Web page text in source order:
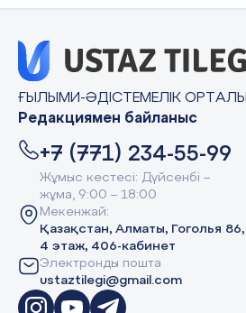
ҒЫЛЫМИ-ӘДІСТЕМЕЛІК
Редакциямен байланыс
+7 (771) 234-55-99
Жұмыс кестесі: Дүйсенбі –
жұма, 9:00 – 18:00
Мекенжай:
Қазақстан, Алматы, Гоголья 86,
4 этаж, 406-кабинет
Электронды пошта
ustaztilegi@gmail.com